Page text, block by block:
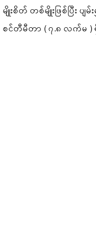
မျိုးစိတ် တစ်မျိုးဖြစ်ပြီး ပ
စင်တီမီတာ ( ၇.၈ လက်မ )